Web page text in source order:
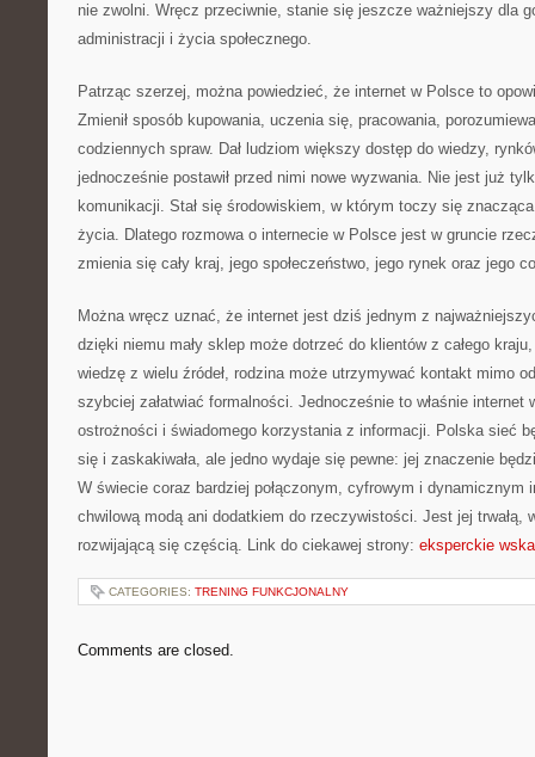
nie zwolni. Wręcz przeciwnie, stanie się jeszcze ważniejszy dla
administracji i życia społecznego.
Patrząc szerzej, można powiedzieć, że internet w Polsce to
Zmienił sposób kupowania, uczenia się, pracowania,
codziennych spraw. Dał ludziom większy dostęp do wiedzy,
jednocześnie postawił przed nimi nowe wyzwania. Nie jest już
komunikacji. Stał się środowiskiem, w którym toczy się
życia. Dlatego rozmowa o internecie w Polsce jest w gruncie
zmienia się cały kraj, jego społeczeństwo, jego rynek oraz jego
Można wręcz uznać, że internet jest dziś jednym z
dzięki niemu mały sklep może dotrzeć do klientów z całego
wiedzę z wielu źródeł, rodzina może utrzymywać kontakt mimo
szybciej załatwiać formalności. Jednocześnie to właśnie internet
ostrożności i świadomego korzystania z informacji. Polska sieć
się i zaskakiwała, ale jedno wydaje się pewne: jej znaczenie
W świecie coraz bardziej połączonym, cyfrowym i dynamicznym
chwilową modą ani dodatkiem do rzeczywistości. Jest jej trwałą,
rozwijającą się częścią. Link do ciekawej strony: eksperckie
CATEGORIES: TRENING FUNKCJONALNY
Comments are closed.